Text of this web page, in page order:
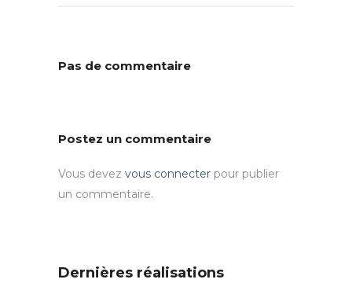
Pas de commentaire
Postez un commentaire
Vous devez vous connecter pour publier
un commentaire.
Dernières réalisations